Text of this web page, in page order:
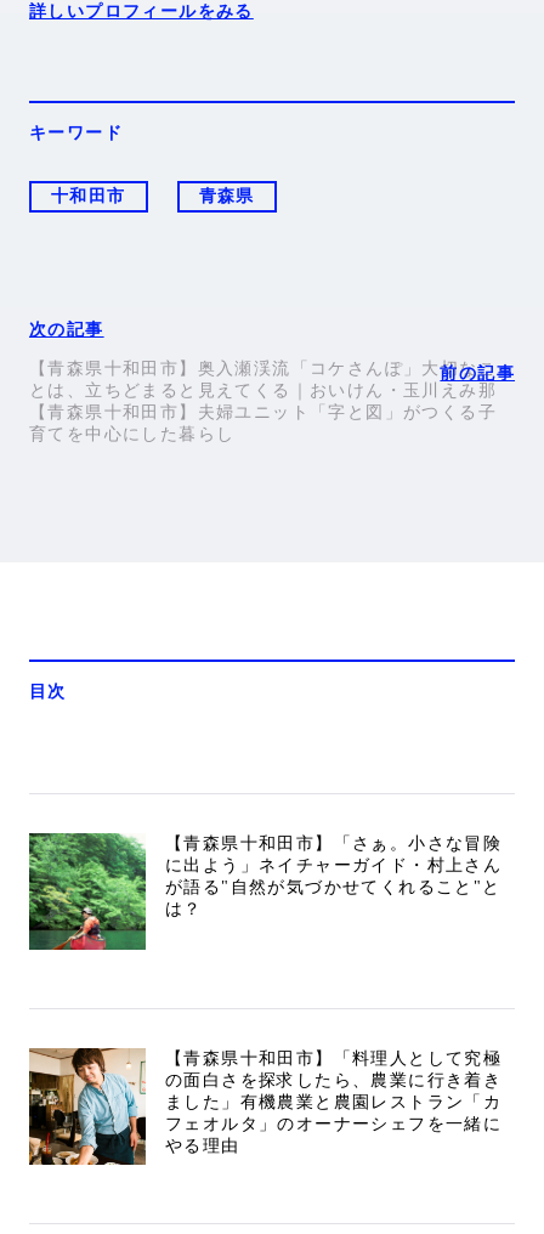
詳しいプロフィールをみる
キーワード
十和田市 青森県
【青森県十和田市】奥入瀬渓流「コケさんぽ」大切なこ
とは、立ちどまると見えてくる｜おいけん・玉川えみ那
【青森県十和田市】夫婦ユニット「字と図」がつくる子
育てを中心にした暮らし
目次
【青森県十和田市】「さぁ。小さな冒険
に出よう」ネイチャーガイド・村上さん
が語る"自然が気づかせてくれること"と
は？
【青森県十和田市】「料理人として究極
の面白さを探求したら、農業に行き着き
ました」有機農業と農園レストラン「カ
フェオルタ」のオーナーシェフを一緒に
やる理由